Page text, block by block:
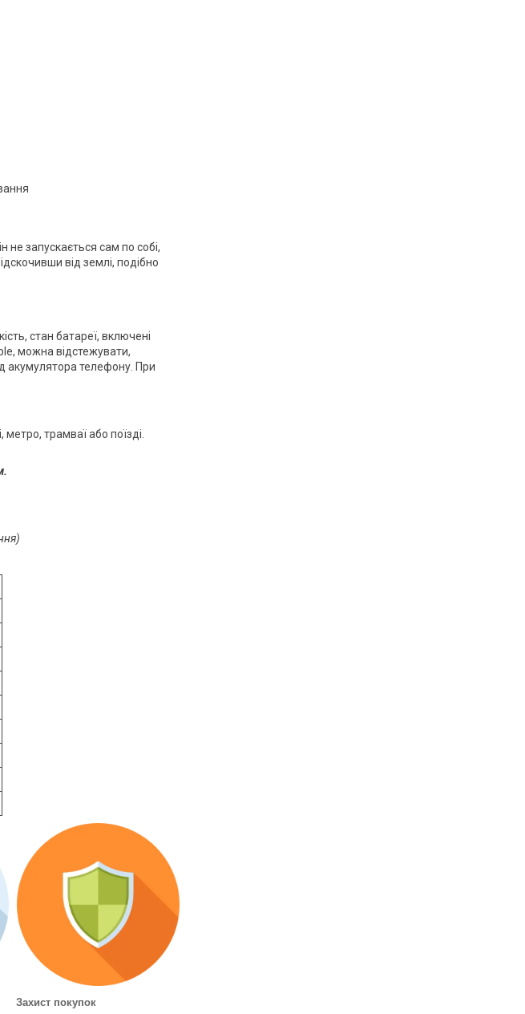
запускається сам по собі,
від землі, подібно
стан батареї, включені
можна відстежувати,
акумулятора телефону. При
трамваї або поїзді.
Захист покупок